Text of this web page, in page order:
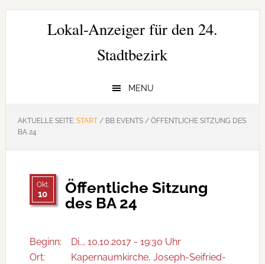
Zur
Hauptnavigation
Zum
Zur
SeitenspalteLokal-Anzeiger für den 24.
Stadtbezirk
MENU
AKTUELLE SEITE: START /BB EVENTS /ÖFFENTLICHE SITZUNG DES
BA 24
Okt.
10
Öffentliche Sitzung
des BA 24
Beginn:
Di.., 10.10.2017 - 19:30 Uhr
Ort:
Kapernaumkirche, Joseph-Seifried-